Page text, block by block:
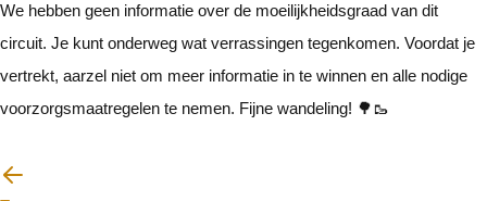
We hebben geen informatie over de moeilijkheidsgraad van dit
circuit. Je kunt onderweg wat verrassingen tegenkomen. Voordat je
vertrekt, aarzel niet om meer informatie in te winnen en alle nodige
voorzorgsmaatregelen te nemen. Fijne wandeling! 🌳🥾